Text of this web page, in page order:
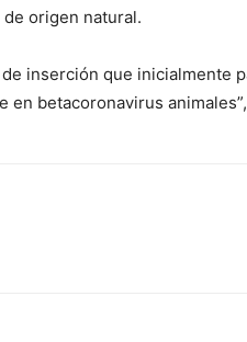
origen natural.
inserción que inicialmente
betacoronavirus